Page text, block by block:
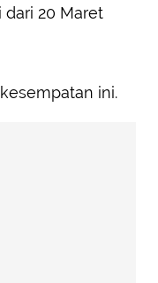
dari 20 Maret
ini.